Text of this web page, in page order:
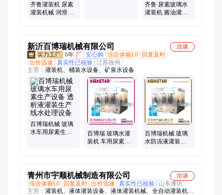
齐鲁灌装机 尿素
灌装机械 润滑油
齐鲁 尿素玻璃水
灌装机 酱油灌装
新沂百博瑞机械有限公司
洽谈
6年 厂 安心购 综合体验L0
回复及时
出价迅速
真实性已核验 江苏徐州
主营： 灌装机、桶装水设备、矿泉水设备
百博瑞机械 玻璃
水车用尿素生产
百博瑞 玻璃水灌
装机 车用尿素生
百博瑞机械 玻璃
水防冻液灌装机
青州市宇顺机械制造有限公司
洽谈
综合体验L0
回复及时 出价迅速 真实性已核验
山东潍坊
主营： 灌装机、液体灌装设备、液体灌装机械、全自动灌装机、